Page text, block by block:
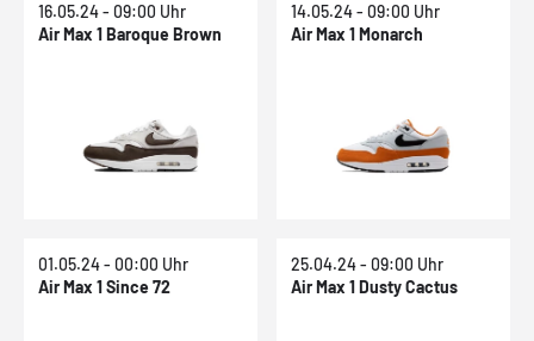
16.05.24 - 09:00 Uhr
Air Max 1 Baroque Brown
14.05.24 - 09:00 Uhr
Air Max 1 Monarch
01.05.24 - 00:00 Uhr
Air Max 1 Since 72
25.04.24 - 09:00 Uhr
Air Max 1 Dusty Cactus